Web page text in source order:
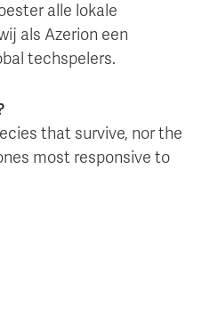
alle lokale
als Azerion een
techspelers.
that survive, nor the
most responsive to